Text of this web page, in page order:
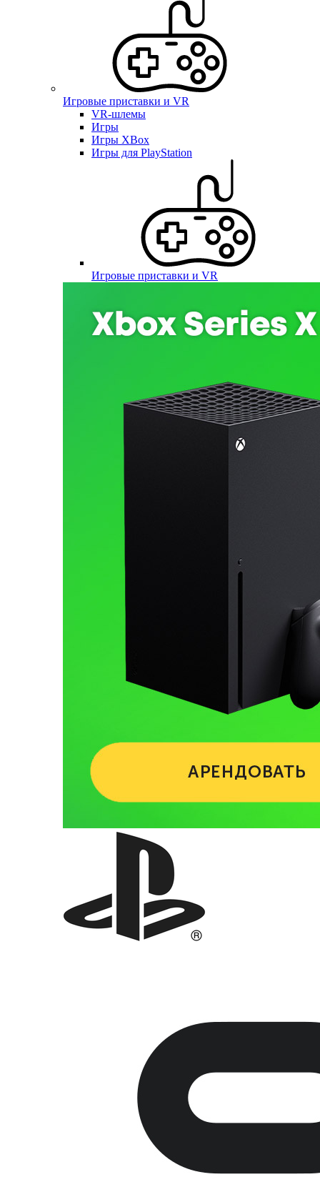
Игровые приставки и VR
VR-шлемы
Игры
Игры XBox
Игры для PlayStation
Игровые приставки и VR